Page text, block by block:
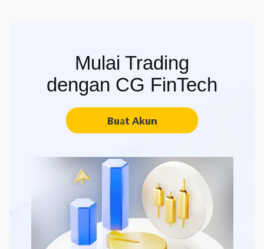
Mulai Trading
dengan CG FinTech
Buat Akun